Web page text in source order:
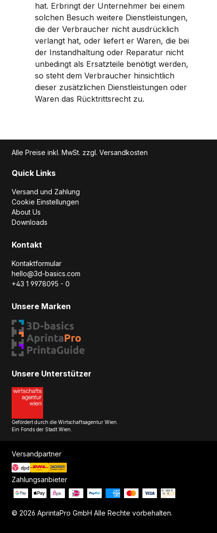
hat. Erbringt der Unternehmer bei einem
solchen Besuch weitere Dienstleistungen,
die der Verbraucher nicht ausdrücklich
verlangt hat, oder liefert er Waren, die bei
der Instandhaltung oder Reparatur nicht
unbedingt als Ersatzteile benötigt werden,
so steht dem Verbraucher hinsichtlich
dieser zusätzlichen Dienstleistungen oder
Waren das Rücktrittsrecht zu.
Alle Preise inkl. MwSt. zzgl. Versandkosten
Quick Links
Versand und Zahlung
Cookie Einstellungen
About Us
Downloads
Kontakt
Kontaktformular
hello@3d-basics.com
+43 1 9978095 - 0
Unsere Marken
Unsere Unterstützer
Gefördert durch die Wirtschaftsagentur Wien.
Ein Fonds der Stadt Wien.
© 2026 AprintaPro GmbH Alle Rechte vorbehalten.
Versandpartner
Zahlungsanbieter